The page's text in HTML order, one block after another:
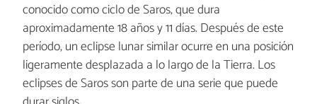
conocido como ciclo de Saros, que dura
aproximadamente 18 años y 11 días. Después de este
período, un eclipse lunar similar ocurre en una posición
ligeramente desplazada a lo largo de la Tierra. Los
eclipses de Saros son parte de una serie que puede